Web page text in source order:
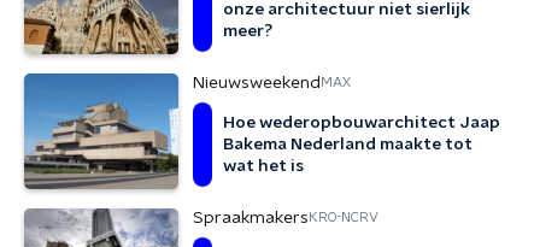
onze architectuur niet sierlijk
meer?
Nieuwsweekend MAX
Hoe wederopbouwarchitect Jaap
Bakema Nederland maakte tot
wat het is
Spraakmakers KRO-NCRV